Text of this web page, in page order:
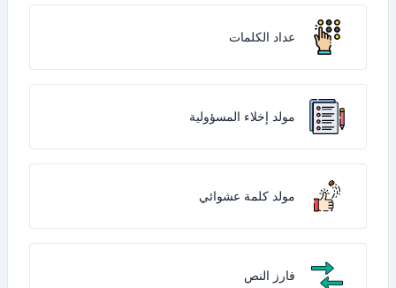
عداد الكلمات
مولد إخلاء المسؤولية
مولد كلمة عشوائي
فارز النص